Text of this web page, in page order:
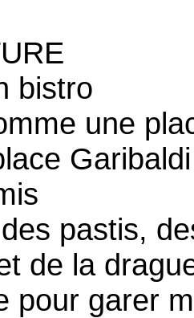
bistro
une
Garibaldi
pastis,
de la
pour garer